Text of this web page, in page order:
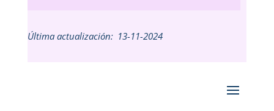
Última actualización: 13-11-2024